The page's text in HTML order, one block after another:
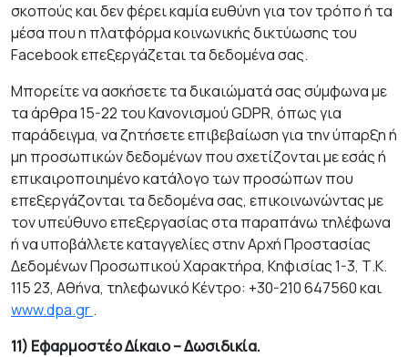
σκοπούς και δεν φέρει καμία ευθύνη για τον τρόπο ή τα
μέσα που η πλατφόρμα κοινωνικής δικτύωσης του
Facebook επεξεργάζεται τα δεδομένα σας.
Μπορείτε να ασκήσετε τα δικαιώματά σας σύμφωνα με
τα άρθρα 15-22 του Κανονισμού GDPR, όπως για
παράδειγμα, να ζητήσετε επιβεβαίωση για την ύπαρξη ή
μη προσωπικών δεδομένων που σχετίζονται με εσάς ή
επικαιροποιημένο κατάλογο των προσώπων που
επεξεργάζονται τα δεδομένα σας, επικοινωνώντας με
τον υπεύθυνο επεξεργασίας στα παραπάνω τηλέφωνα
ή να υποβάλλετε καταγγελίες στην Αρχή Προστασίας
Δεδομένων Προσωπικού Χαρακτήρα, Κηφισίας 1-3, Τ.Κ.
115 23, Αθήνα, τηλεφωνικό Κέντρο: +30-210 647560 και
www.dpa.gr.
11) Εφαρμοστέο Δίκαιο – Δωσιδικία.